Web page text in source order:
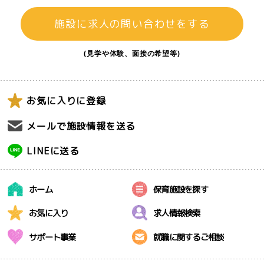
施設に求人の問い合わせをする
(見学や体験、面接の希望等)
お気に入りに登録
メールで施設情報を送る
LINEに送る
ホーム 保育施設を探す
お気に入り 求人情報検索
サポート事業 就職に関するご相談